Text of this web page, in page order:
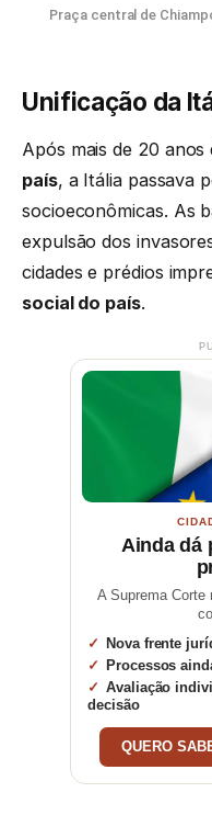
Praça central de
Unificação da
Após mais de 20 anos
país, a Itália passava
socioeconômicas. As
expulsão dos
cidades e prédios
social do país.
Ainda dá
A Suprema Corte
Nova frente
Processos
Avaliação
decisão
QUERO